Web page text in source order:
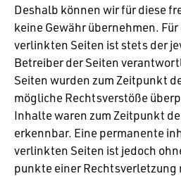
Deshalb können wir für diese
keine Gewähr über­nehmen.
verlinkten Seiten ist stets der
Betreiber der Seiten
Seiten wurden zum Zeit­punkt
mögliche Rechts­ver­stöße
Inhalte waren zum Zeit­punkt
erkennbar. Eine perma­nente
verlinkten Seiten ist jedoch
punkte einer Rechts­ver­let­zung